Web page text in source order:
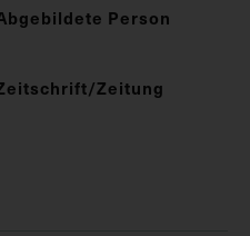
Person
Zeitung